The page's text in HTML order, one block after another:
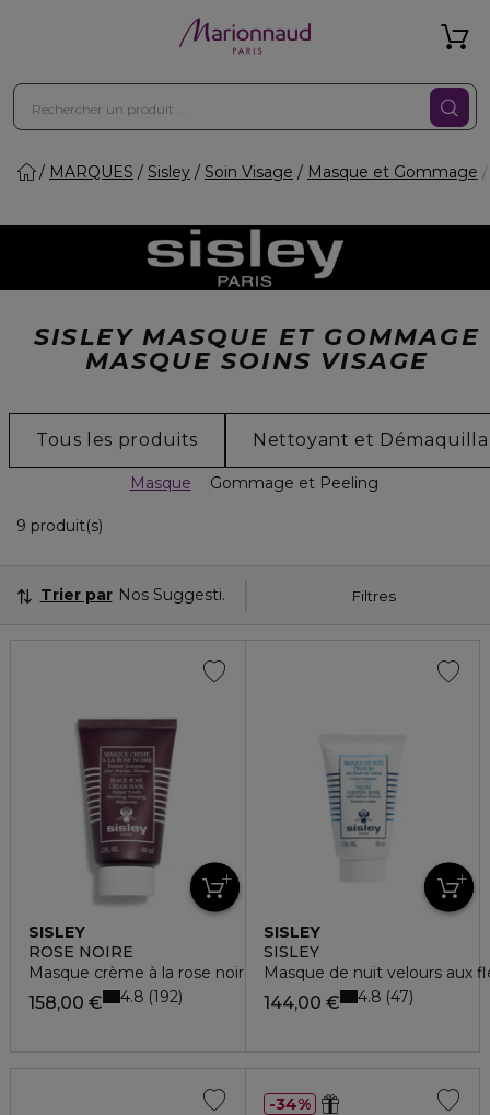
MARQUES Sisley Soin Visage Masque et Gommage
SISLEY MASQUE ET GOMMAGE
MASQUE SOINS VISAGE
Tous les produits Nettoyant et
Masque Gommage et Peeling
9 produit(s)
Filtres
Trier par Nos Suggestions
SISLEY
ROSE NOIRE
Masque crème à la rose noire
158,00 € 4.8 192
SISLEY
SISLEY
Masque de nuit velours aux
144,00 € 4.8 47
34%